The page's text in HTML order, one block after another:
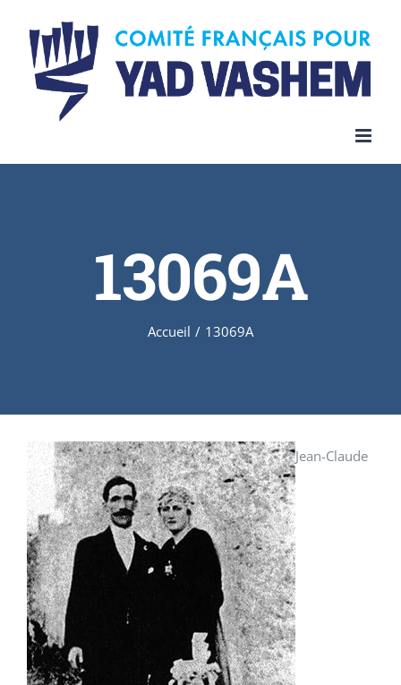
content
13069A
Accueil / 13069A
Jean-Claude